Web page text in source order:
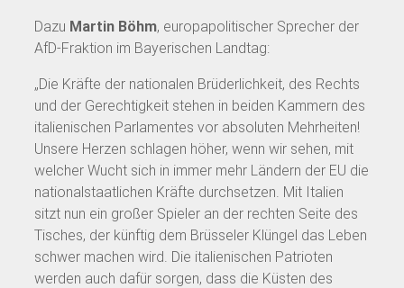
Dazu Martin Böhm, europapolitischer Sprecher der
AfD-Fraktion im Bayerischen Landtag:
„Die Kräfte der nationalen Brüderlichkeit, des Rechts
und der Gerechtigkeit stehen in beiden Kammern des
italienischen Parlamentes vor absoluten Mehrheiten!
Unsere Herzen schlagen höher, wenn wir sehen, mit
welcher Wucht sich in immer mehr Ländern der EU die
nationalstaatlichen Kräfte durchsetzen. Mit Italien
sitzt nun ein großer Spieler an der rechten Seite des
Tisches, der künftig dem Brüsseler Klüngel das Leben
schwer machen wird. Die italienischen Patrioten
werden auch dafür sorgen, dass die Küsten des